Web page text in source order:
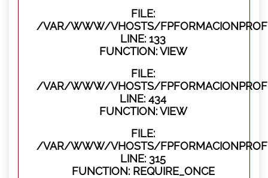
FILE:
/VAR/WWW/VHOSTS/
LINE: 133
FUNCTION: VIEW
FILE:
/VAR/WWW/VHOSTS/
LINE: 434
FUNCTION: VIEW
FILE:
/VAR/WWW/VHOSTS/
LINE: 315
FUNCTION: REQUIRE_ONCE